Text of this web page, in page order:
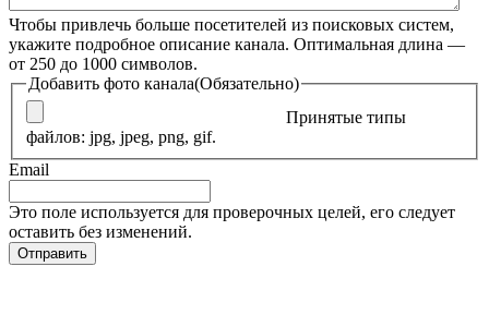
Чтобы привлечь больше посетителей из поисковых систем,
укажите подробное описание канала. Оптимальная длина —
от 250 до 1000 символов.
Добавить фото канала(Обязательно)
Принятые типы
файлов: jpg, jpeg, png, gif.
Email
Это поле используется для проверочных целей, его следует
оставить без изменений.